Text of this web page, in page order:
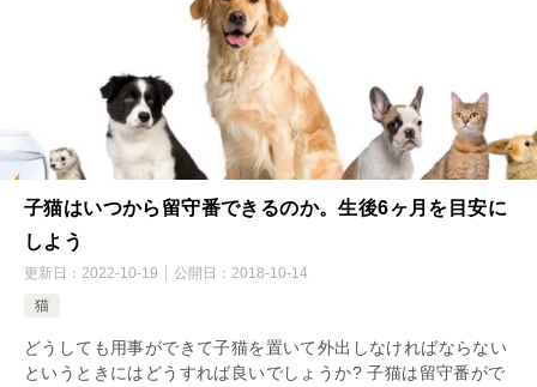
子猫はいつから留守番できるのか。生後6ヶ月を目安に
しよう
更新日： 2022-10-19 公開日： 2018-10-14
猫
どうしても用事ができて子猫を置いて外出しなければならない
というときにはどうすれば良いでしょうか? 子猫は留守番がで